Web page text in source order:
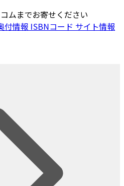
ムまでお寄せください
付情報 ISBNコード サイト情報